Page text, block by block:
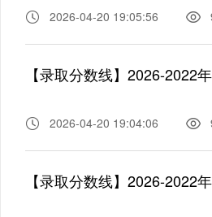
2026-04-20 19:05:56
【录取分数线】2026-2022
2026-04-20 19:04:06
【录取分数线】2026-2022